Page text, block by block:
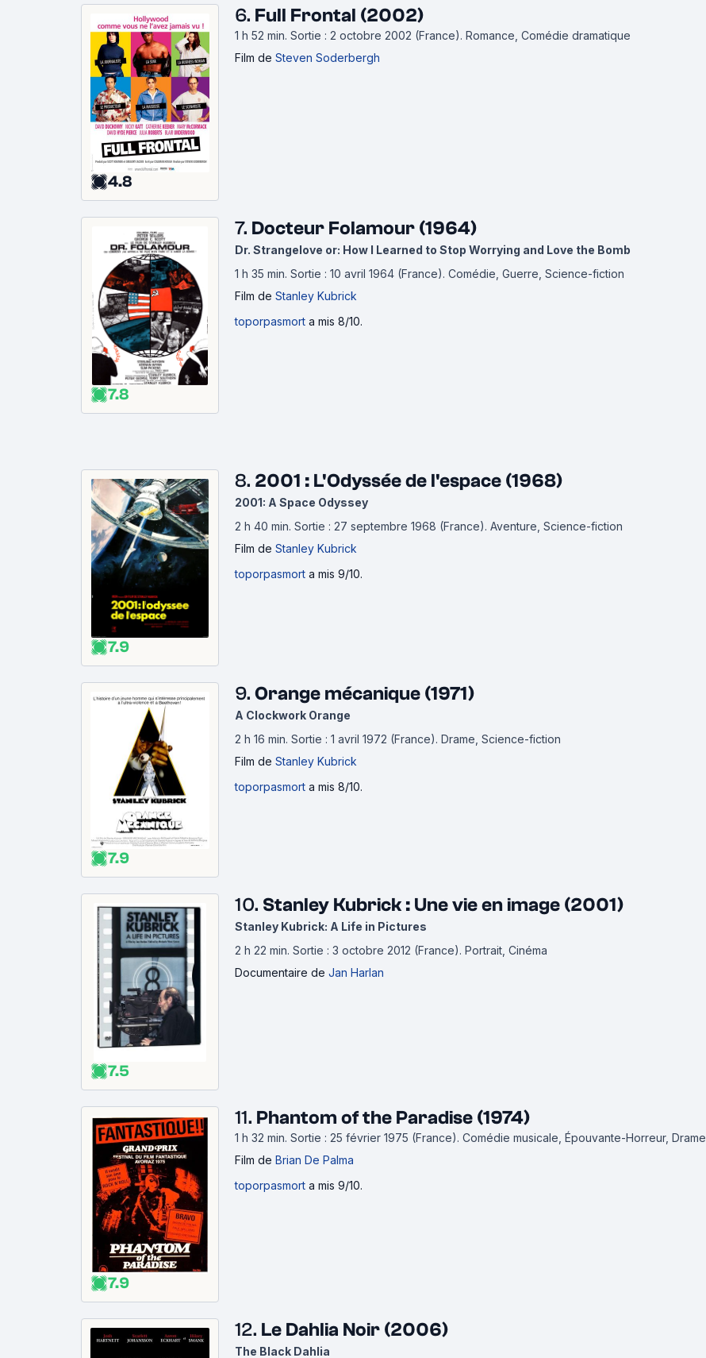
4.8
6. Full Frontal (2002)
1 h 52 min. Sortie : 2 octobre 2002 (France). Romance, Comédie dramatique
Film de Steven Soderbergh
7.8
7. Docteur Folamour (1964)
Dr. Strangelove or: How I Learned to Stop Worrying and Love the Bomb
1 h 35 min. Sortie : 10 avril 1964 (France). Comédie, Guerre, Science-fiction
Film de Stanley Kubrick
toporpasmort a mis 8/10.
7.9
8. 2001 : L'Odyssée de l'espace (1968)
2001: A Space Odyssey
2 h 40 min. Sortie : 27 septembre 1968 (France). Aventure, Science-fiction
Film de Stanley Kubrick
toporpasmort a mis 9/10.
7.9
9. Orange mécanique (1971)
A Clockwork Orange
2 h 16 min. Sortie : 1 avril 1972 (France). Drame, Science-fiction
Film de Stanley Kubrick
toporpasmort a mis 8/10.
7.5
10. Stanley Kubrick : Une vie en image (2001)
Stanley Kubrick: A Life in Pictures
2 h 22 min. Sortie : 3 octobre 2012 (France). Portrait, Cinéma
Documentaire de Jan Harlan
7.9
11. Phantom of the Paradise (1974)
1 h 32 min. Sortie : 25 février 1975 (France). Comédie musicale, Épouvante-Horreur, Drame
Film de Brian De Palma
toporpasmort a mis 9/10.
12. Le Dahlia Noir (2006)
The Black Dahlia